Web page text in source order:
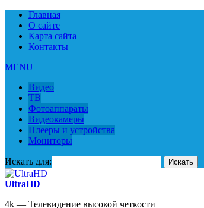
Главная
О сайте
Карта сайта
Контакты
MENU
Видео
ТВ
Фотоаппараты
Видеокамеры
Плееры и устройства
Мониторы
Искать для:
UltraHD
4k — Телевидение высокой четкости